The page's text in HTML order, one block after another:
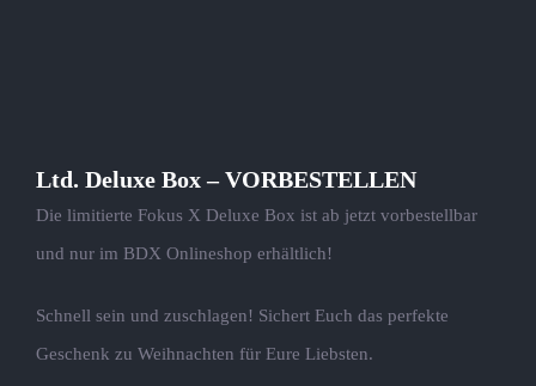
Ltd. Deluxe Box – VORBESTELLEN
Die limitierte Fokus X Deluxe Box ist ab jetzt vorbestellbar
und nur im BDX Onlineshop erhältlich!
Schnell sein und zuschlagen! Sichert Euch das perfekte
Geschenk zu Weihnachten für Eure Liebsten.